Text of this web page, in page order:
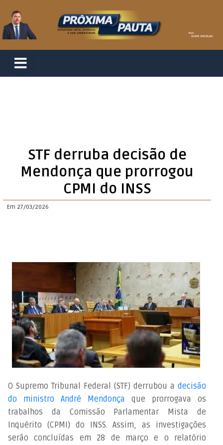
STF derruba decisão de
Mendonça que prorrogou
CPMI do INSS
Em 27/03/2026
O Supremo Tribunal Federal (STF) derrubou adecisão
do ministro André Mendonça
que prorrogava os
trabalhos da Comissão Parlamentar Mista de
Inquérito (CPMI) do INSS. Assim, as investigações
serão concluídas em 28 de março e o relatório